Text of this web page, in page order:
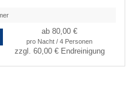
ab 80,00 €
pro Nacht / 4 Personen
zzgl. 60,00 €Endreinigung